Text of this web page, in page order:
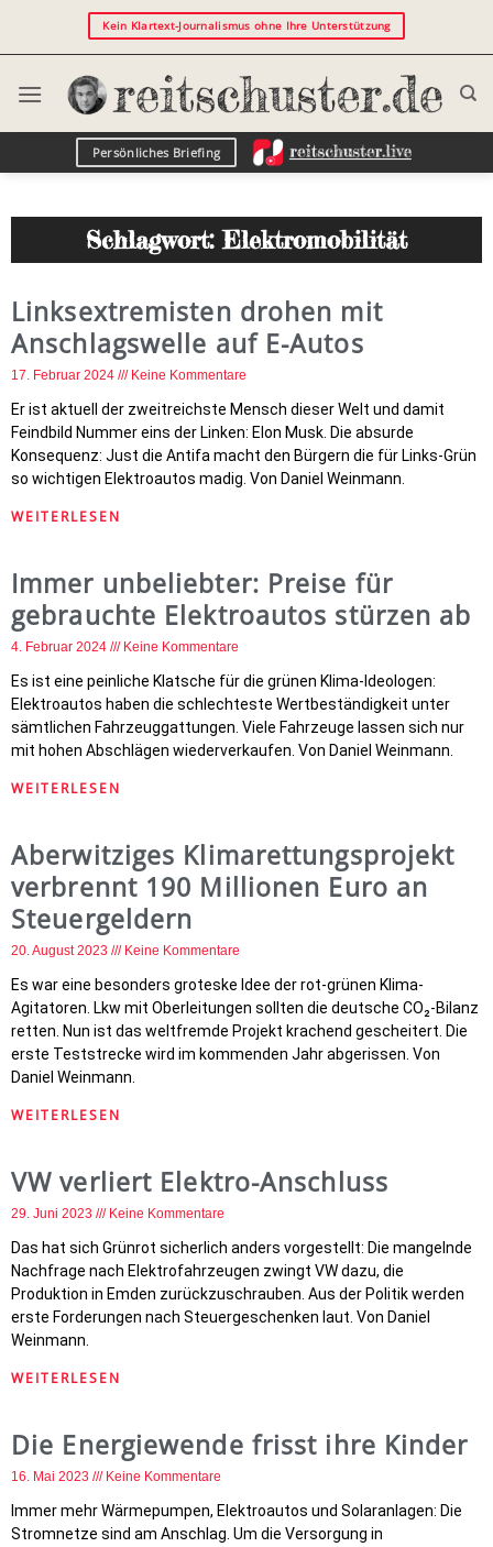
Kein Klartext-Journalismus ohne Ihre Unterstützung
Persönliches Briefing
Schlagwort: Elektromobilität
Linksextremisten drohen mit
Anschlagswelle auf E-Autos
17. Februar 2024 Keine Kommentare
Er ist aktuell der zweitreichste Mensch dieser Welt und damit
Feindbild Nummer eins der Linken: Elon Musk. Die absurde
Konsequenz: Just die Antifa macht den Bürgern die für Links-Grün
so wichtigen Elektroautos madig. Von Daniel Weinmann.
WEITERLESEN
Immer unbeliebter: Preise für
gebrauchte Elektroautos stürzen ab
4. Februar 2024 Keine Kommentare
Es ist eine peinliche Klatsche für die grünen Klima-Ideologen:
Elektroautos haben die schlechteste Wertbeständigkeit unter
sämtlichen Fahrzeuggattungen. Viele Fahrzeuge lassen sich nur
mit hohen Abschlägen wiederverkaufen. Von Daniel Weinmann.
WEITERLESEN
Aberwitziges Klimarettungsprojekt
verbrennt 190 Millionen Euro an
Steuergeldern
20. August 2023 Keine Kommentare
Es war eine besonders groteske Idee der rot-grünen Klima-
Agitatoren. Lkw mit Oberleitungen sollten die deutsche CO₂-Bilanz
retten. Nun ist das weltfremde Projekt krachend gescheitert. Die
erste Teststrecke wird im kommenden Jahr abgerissen. Von
Daniel Weinmann.
WEITERLESEN
VW verliert Elektro-Anschluss
29. Juni 2023 Keine Kommentare
Das hat sich Grünrot sicherlich anders vorgestellt: Die mangelnde
Nachfrage nach Elektrofahrzeugen zwingt VW dazu, die
Produktion in Emden zurückzuschrauben. Aus der Politik werden
erste Forderungen nach Steuergeschenken laut. Von Daniel
Weinmann.
WEITERLESEN
Die Energiewende frisst ihre Kinder
16. Mai 2023 Keine Kommentare
Immer mehr Wärmepumpen, Elektroautos und Solaranlagen: Die
Stromnetze sind am Anschlag. Um die Versorgung in